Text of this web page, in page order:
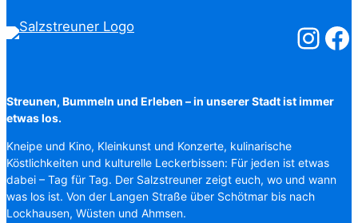
Streunen, Bummeln und Erleben – in unserer Stadt ist immer
etwas los.
Kneipe und Kino, Kleinkunst und Konzerte, kulinarische
Köstlichkeiten und kulturelle Leckerbissen: Für jeden ist etwas
dabei – Tag für Tag. Der Salzstreuner zeigt euch, wo und wann
was los ist. Von der Langen Straße über Schötmar bis nach
Lockhausen, Wüsten und Ahmsen.